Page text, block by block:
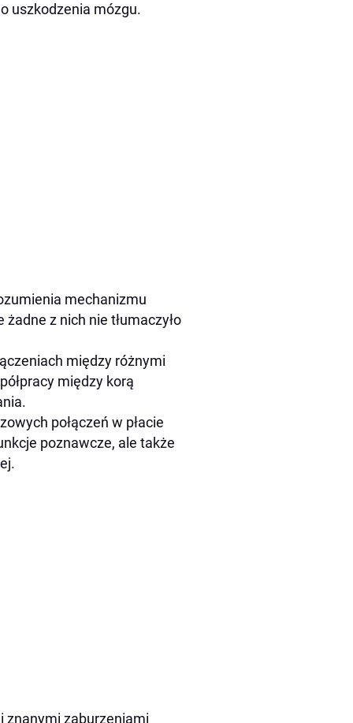
uszkodzenia mózgu.
mechanizmu
z nich nie tłumaczyło
między różnymi
między korą
połączeń w płacie
poznawcze, ale także
znanymi zaburzeniami